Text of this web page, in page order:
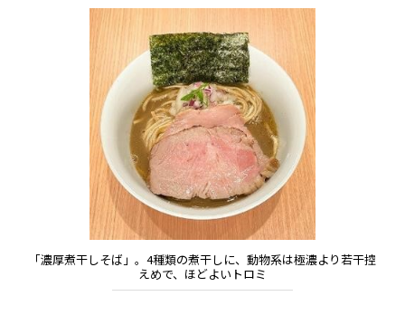
「濃厚煮干しそば」。4種類の煮干しに、動物系は極濃より若干控
えめで、ほどよいトロミ